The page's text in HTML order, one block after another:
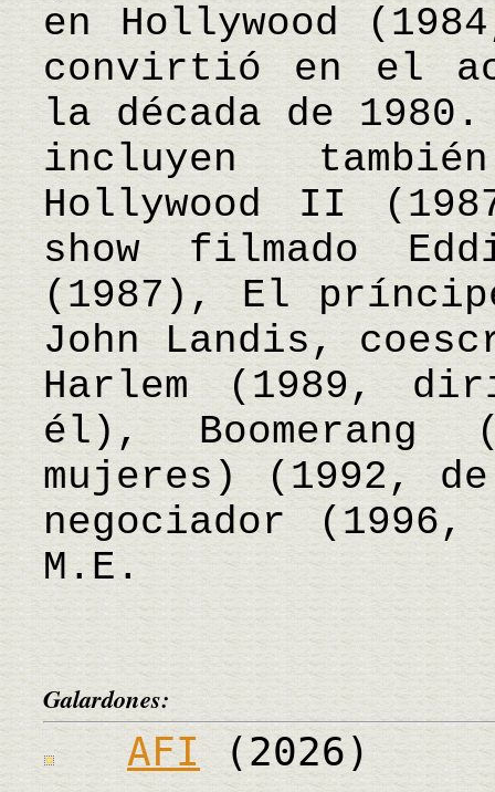
en Hollywood
convirtió en el
la década de
incluyen
Hollywood II
show filmado
(1987), El
John Landis,
Harlem (1989,
él),
mujeres) (1992,
negociador
M.E.
Galardones:
AFI(2026)